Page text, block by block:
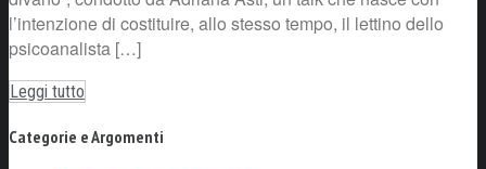
l’intenzione di costituire, allo stesso tempo, il lettino dello
psicoanalista […]
Leggi tutto
Categorie e Argomenti